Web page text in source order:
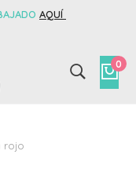
AQUÍ
0
rojo